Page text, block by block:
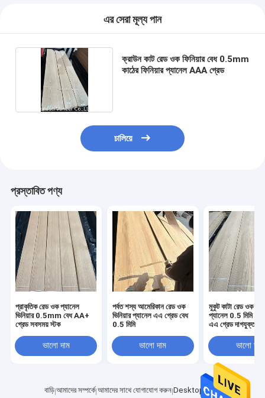
এর সেরা মূল্য পান
ক্রাউন কাট রেড ওক ফিনিয়ার বেধ 0.5mm
কাঠের ফিনিয়ার প্যানেল AAA গ্রেড
চালিয়ে
প্রস্তাবিত পণ্য
প্রাকৃতিক রেড ওক প্যানেল
ভিনিয়ার 0.5mm বেধ AA+
গ্রেড সবসময় স্টক
ভালো দাম
পর্বত শস্য আমেরিকান রেড ওক
ভিনিয়ার প্যানেল এএ গ্রেড বেধ
0.5 মিমি
ভালো দাম
মুকুট কাটা রেড ওক
প্যানেল 0.5 মিমি
এএ গ্রেড দাগযুক্ত
ভালো দাম
বাড়ি আমাদের সম্পর্কে আমাদের সাথে যোগাযোগ করুন Desktop Site